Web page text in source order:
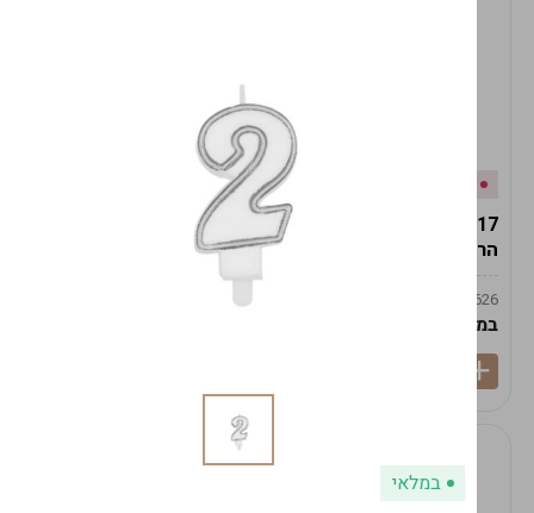
הרמס 19ס"מ -לבן נקי
9009492379626
במארז
במלאי
19ס"מ -לבן מנוקד
9009492379626
במלאי